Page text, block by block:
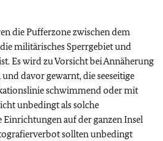
die Pufferzone zwischen dem
militärisches Sperrgebiet und
Es wird zu Vorsicht bei Annäherung
davor gewarnt, die seeseitige
schwimmend oder mit
unbedingt als solche
Einrichtungen auf der ganzen Insel
sollten unbedingt